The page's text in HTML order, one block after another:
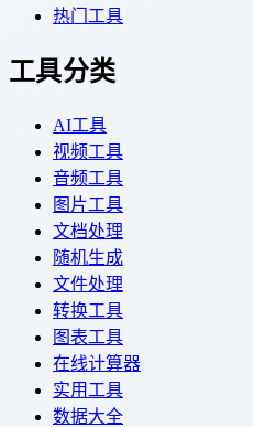
热门工具
工具分类
AI工具
视频工具
音频工具
图片工具
文档处理
随机生成
文件处理
转换工具
图表工具
在线计算器
实用工具
数据大全